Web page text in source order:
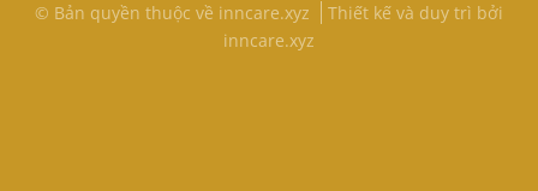
© Bản quyền thuộc về inncare.xyz
Thiết kế và duy trì bởi
inncare.xyz